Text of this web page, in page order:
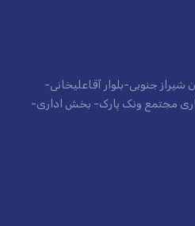
جنوبی-بلوار آقاعلیخانی-
مجتمع ونک پارک- بخش اداری-